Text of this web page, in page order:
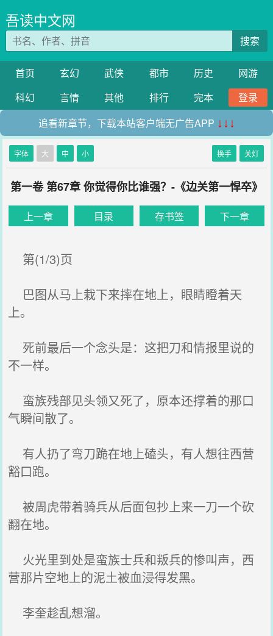
吾读中文网
搜索
首页 玄幻 武侠 都市 历史
网游
科幻
言情 其他 排行 完本
登录
追看新章节，下载本站客户端无广告APP ↓↓↓
字体 大 中 小 换手 关灯
第一卷 第67章 你觉得你比谁强？-《边关第一悍卒》
上一章 目录 存书签 下一章
第(1/3)页
巴图从马上栽下来摔在地上，眼睛瞪着天
上。
死前最后一个念头是：这把刀和情报里说的
不一样。
蛮族残部见头领又死了，原本还撑着的那口
气瞬间散了。
有人扔了弯刀跪在地上磕头，有人想往西营
豁口跑。
被周虎带着骑兵从后面包抄上来一刀一个砍
翻在地。
火光里到处是蛮族士兵和叛兵的惨叫声，西
营那片空地上的泥土被血浸得发黑。
李奎趁乱想溜。